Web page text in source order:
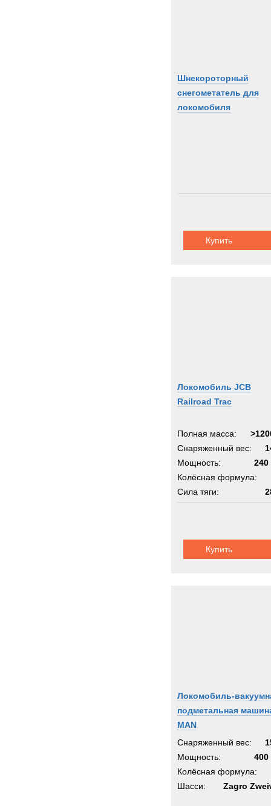
Шнекороторный
снегометатель для
локомобиля
Купить
Локомобиль JCB
Railroad Trac
Полная масса:
Снаряженный вес:
Мощность:
240
Колёсная формула:
Сила тяги:
Купить
Локомобиль-
подметальная
MAN
Снаряженный вес:
Мощность:
400
Колёсная формула:
Шасси:
Zagro